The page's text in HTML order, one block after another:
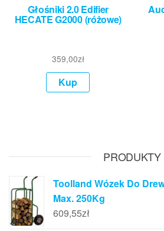
Głośniki 2.0 Edifier
HECATE G2000 (różowe)
359,00zł
Kup
PRODUKTY
Toolland Wózek Do
Max. 250Kg
609,55zł